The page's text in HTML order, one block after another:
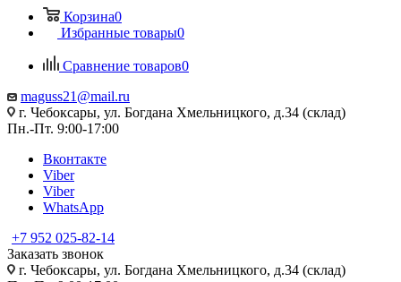
Корзина0
Избранные товары0
Сравнение товаров0
maguss21@mail.ru
г. Чебоксары, ул. Богдана Хмельницкого, д.34 (склад)
Пн.-Пт. 9:00-17:00
Вконтакте
Viber
Viber
WhatsApp
+7 952 025-82-14
Заказать звонок
г. Чебоксары, ул. Богдана Хмельницкого, д.34 (склад)